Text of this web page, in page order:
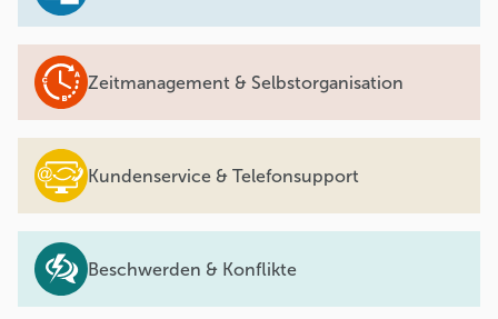
Zeitmanagement & Selbstorganisation
Kundenservice & Telefonsupport
Beschwerden & Konflikte